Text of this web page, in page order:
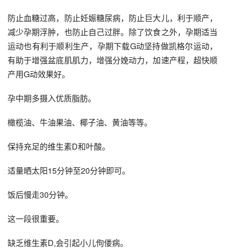
防止血糖过高，防止妊娠糖尿病，防止巨大儿，利于顺产，
减少孕期浮肿，也防止自己过胖。除了饮食之外，孕期适当
运动也有利于顺利生产，孕期下载G动坚持做凯格尔运动，
有助于增强盆底肌肌力，增强分娩动力，加速产程，超快顺
产用G动效果好。
孕中期多摄入优质脂肪。
橄榄油、牛油果油、椰子油、黄油等等。
保持充足的维生素D和叶酸。
适量晒太阳15分钟至20分钟即可。
饭后慢走30分钟。
这一段很重要。
缺乏维生素D,会引起小儿佝偻病。